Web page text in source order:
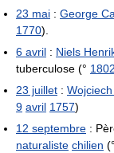
23 mai : George
1770).
6 avril : Niels
tuberculose (° 1802
23 juillet : Wojciech
9 avril 1757)
12 septembre :
naturaliste chilien (°